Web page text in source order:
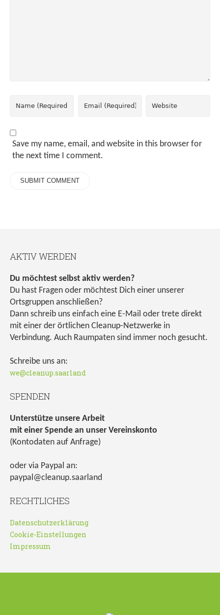
Save my name, email, and website in this browser for
the next time I comment.
AKTIV WERDEN
Du möchtest selbst aktiv werden?
Du hast Fragen oder möchtest Dich einer unserer
Ortsgruppen anschließen?
Dann schreib uns einfach eine E-Mail oder trete direkt
mit einer der örtlichen Cleanup-Netzwerke in
Verbindung. Auch Raumpaten sind immer noch gesucht.
Schreibe uns an:
we@cleanup.saarland
SPENDEN
Unterstütze unsere Arbeit
mit einer Spende an unser Vereinskonto
(Kontodaten auf Anfrage)
oder via Paypal an:
paypal@cleanup.saarland
RECHTLICHES
Datenschutzerklärung
Cookie-Einstellungen
Impressum